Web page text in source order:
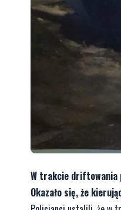
W trakcie driftowania
Okazało się, że